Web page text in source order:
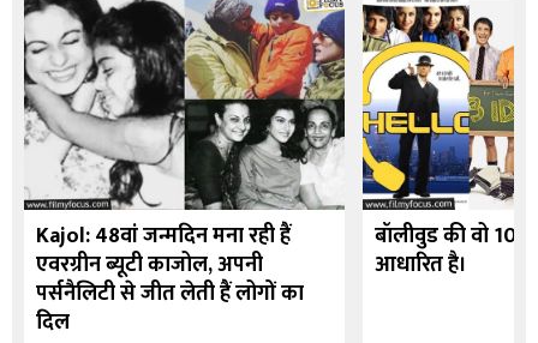
Kajol: 48वां जन्मदिन मना रही हैं
एवरग्रीन ब्यूटी काजोल, अपनी
पर्सनैलिटी से जीत लेती हैं लोगों का
दिल
बॉलीवुड की वो 10
आधारित है।